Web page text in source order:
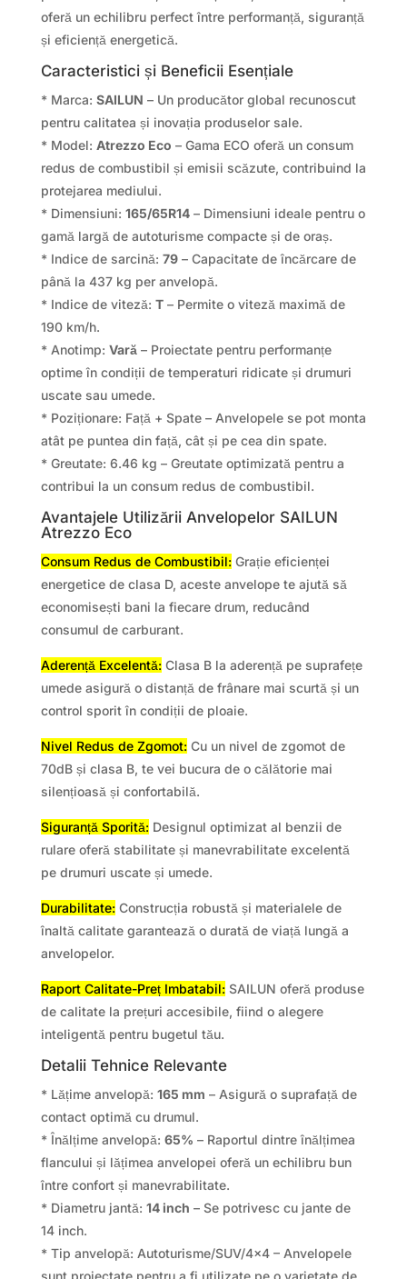
oferă un echilibru perfect între performanță, siguranță
și eficiență energetică.
Caracteristici și Beneficii Esențiale
* Marca: SAILUN – Un producător global recunoscut
pentru calitatea și inovația produselor sale.
* Model: Atrezzo Eco – Gama ECO oferă un consum
redus de combustibil și emisii scăzute, contribuind la
protejarea mediului.
* Dimensiuni: 165/65R14– Dimensiuni ideale pentru o
gamă largă de autoturisme compacte și de oraș.
* Indice de sarcină: 79– Capacitate de încărcare de
până la 437 kg per anvelopă.
* Indice de viteză: T– Permite o viteză maximă de
190 km/h.
* Anotimp: Vară– Proiectate pentru performanțe
optime în condiții de temperaturi ridicate și drumuri
uscate sau umede.
* Poziționare: Față + Spate – Anvelopele se pot monta
atât pe puntea din față, cât și pe cea din spate.
* Greutate: 6.46 kg – Greutate optimizată pentru a
contribui la un consum redus de combustibil.
Avantajele Utilizării Anvelopelor SAILUN
Atrezzo Eco
Consum Redus de Combustibil: Grație eficienței
energetice de clasa D, aceste anvelope te ajută să
economisești bani la fiecare drum, reducând
consumul de carburant.
Aderență Excelentă: Clasa B la aderență pe suprafețe
umede asigură o distanță de frânare mai scurtă și un
control sporit în condiții de ploaie.
Nivel Redus de Zgomot: Cu un nivel de zgomot de
70dB și clasa B, te vei bucura de o călătorie mai
silențioasă și confortabilă.
Siguranță Sporită: Designul optimizat al benzii de
rulare oferă stabilitate și manevrabilitate excelentă
pe drumuri uscate și umede.
Durabilitate: Construcția robustă și materialele de
înaltă calitate garantează o durată de viață lungă a
anvelopelor.
Raport Calitate-Preț Imbatabil: SAILUN oferă produse
de calitate la prețuri accesibile, fiind o alegere
inteligentă pentru bugetul tău.
Detalii Tehnice Relevante
* Lățime anvelopă: 165 mm – Asigură o suprafață de
contact optimă cu drumul.
* Înălțime anvelopă: 65% – Raportul dintre înălțimea
flancului și lățimea anvelopei oferă un echilibru bun
între confort și manevrabilitate.
* Diametru jantă: 14 inch – Se potrivesc cu jante de
14 inch.
* Tip anvelopă: Autoturisme/SUV/4×4 – Anvelopele